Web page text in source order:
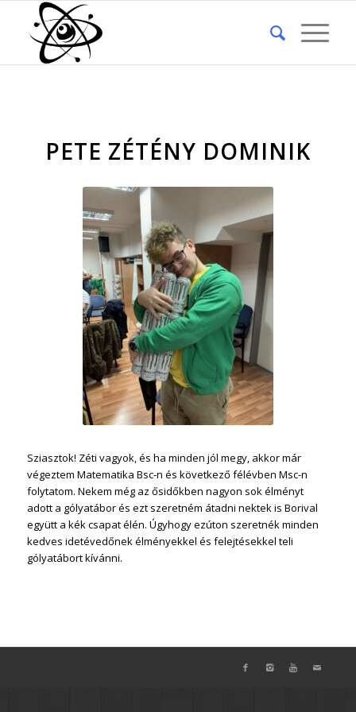
PETE ZÉTÉNY DOMINIK
Sziasztok! Zéti vagyok, és ha minden jól megy, akkor már
végeztem Matematika Bsc-n és következő félévben Msc-n
folytatom. Nekem még az ősidőkben nagyon sok élményt
adott a gólyatábor és ezt szeretném átadni nektek is Borival
együtt a kék csapat élén. Úgyhogy ezúton szeretnék minden
kedves idetévedőnek élményekkel és felejtésekkel teli
gólyatábort kívánni.